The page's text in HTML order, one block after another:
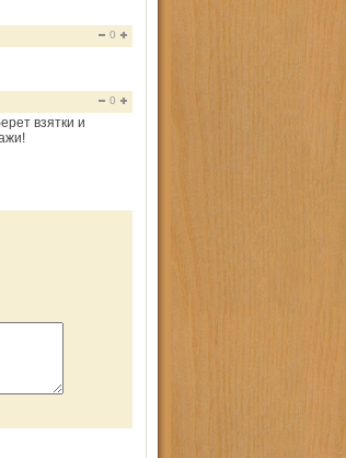
0
0
взятки и